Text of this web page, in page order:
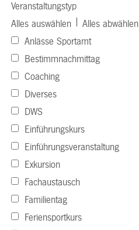
Veranstaltungstyp
Alles auswählen
Alles abwählen
Anlässe Sportamt
Bestimmnachmittag
Coaching
Diverses
DWS
Einführungskurs
Einführungsveranstaltung
Exkursion
Fachaustausch
Familientag
Feriensportkurs